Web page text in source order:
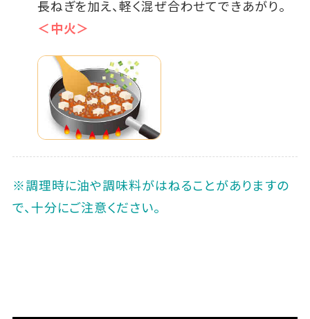
長ねぎを加え、軽く混ぜ合わせてできあがり。
＜中火＞
※調理時に油や調味料がはねることがありますの
で、十分にご注意ください。